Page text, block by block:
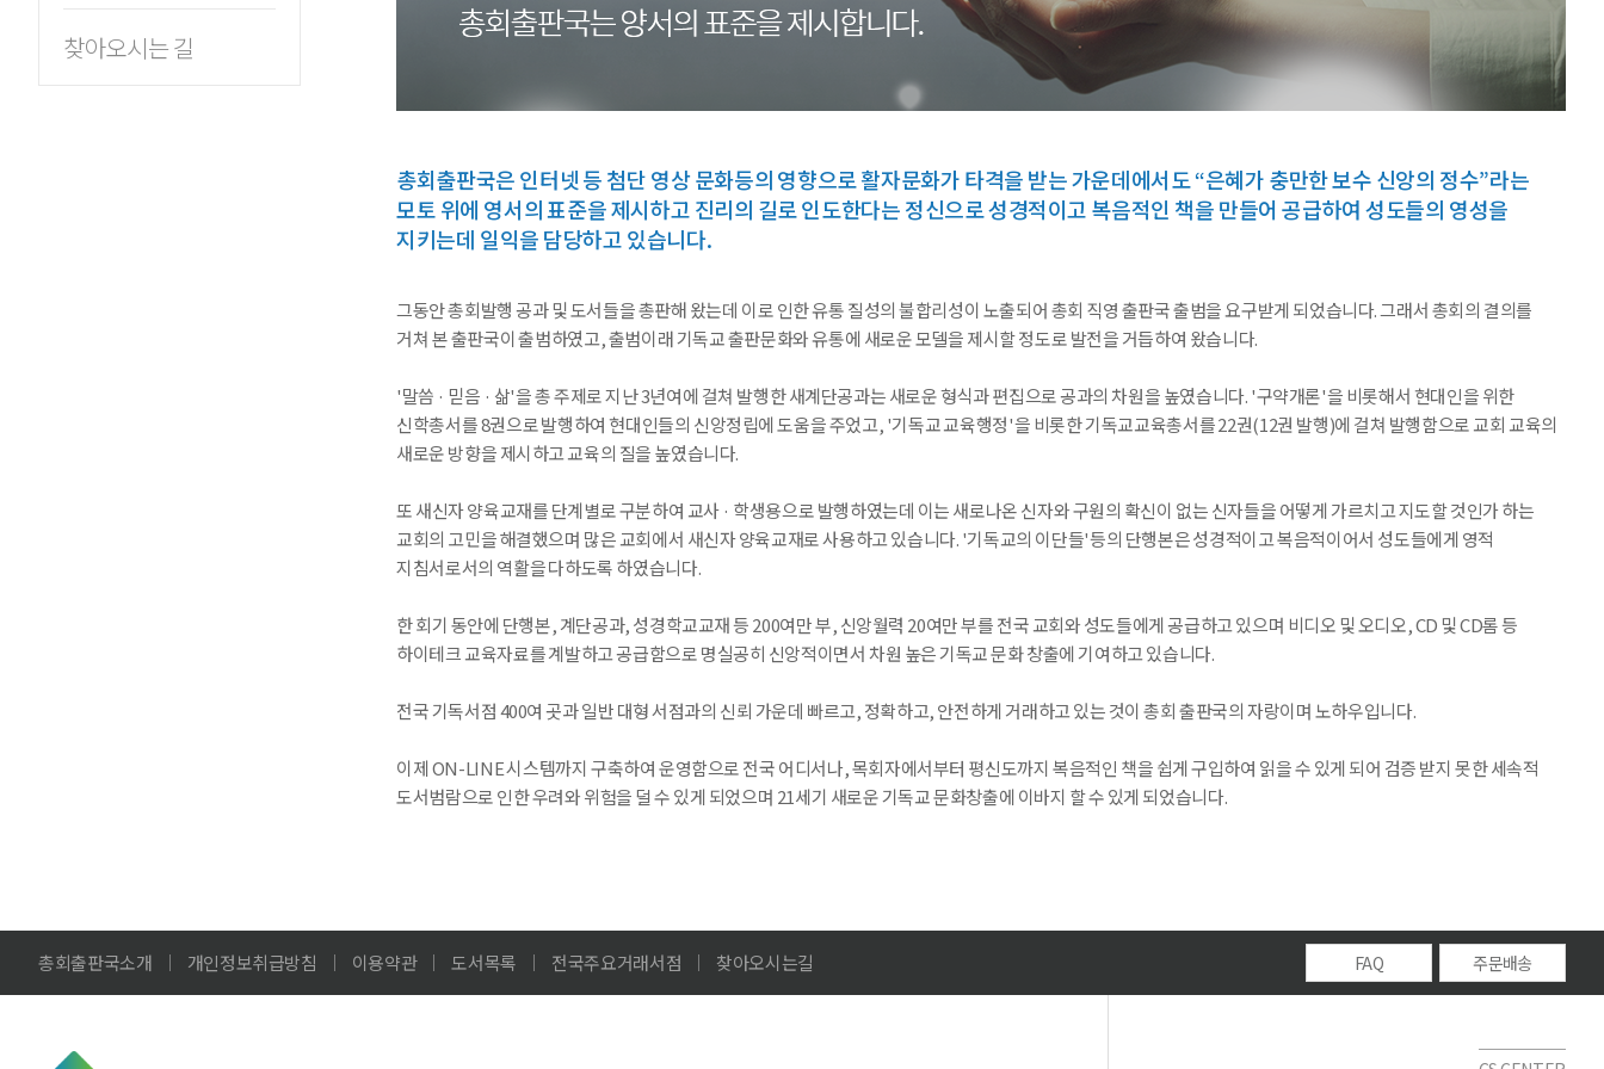
찾아오시는 길
총회출판국은 인터넷 등 첨단 영상 문화등의 영향으로 활자문화가 타격을 받는 가운데에서도 “은혜가 충만한 보수 신앙의 정수”라는
모토 위에 영서의 표준을 제시하고 진리의 길로 인도한다는 정신으로 성경적이고 복음적인 책을 만들어 공급하여 성도들의 영성을
지키는데 일익을 담당하고 있습니다.
그동안 총회발행 공과 및 도서들을 총판해 왔는데 이로 인한 유통 질성의 불합리성이 노출되어 총회 직영 출판국 출범을 요구받게 되었습니다. 그래서 총회의 결의를
거쳐 본 출판국이 출범하였고, 출범이래 기독교 출판문화와 유통에 새로운 모델을 제시할 정도로 발전을 거듭하여 왔습니다.
'말씀 · 믿음 · 삶'을 총 주제로 지난 3년여에 걸쳐 발행한 새계단공과는 새로운 형식과 편집으로 공과의 차원을 높였습니다. '구약개론'을 비롯해서 현대인을 위한
신학총서를 8권으로 발행하여 현대인들의 신앙정립에 도움을 주었고, '기독교 교육행정'을 비롯한 기독교교육총서를 22권(12권 발행)에 걸쳐 발행함으로 교회 교육의
새로운 방향을 제시하고 교육의 질을 높였습니다.
또 새신자 양육교재를 단계별로 구분하여 교사 · 학생용으로 발행하였는데 이는 새로나온 신자와 구원의 확신이 없는 신자들을 어떻게 가르치고 지도할 것인가 하는
교회의 고민을 해결했으며 많은 교회에서 새신자 양육교재로 사용하고 있습니다. '기독교의 이단들'등의 단행본은 성경적이고 복음적이어서 성도들에게 영적
지침서로서의 역활을 다하도록 하였습니다.
한 회기 동안에 단행본, 계단공과, 성경학교교재 등 200여만 부, 신앙월력 20여만 부를 전국 교회와 성도들에게 공급하고 있으며 비디오 및 오디오, CD 및 CD롬 등
하이테크 교육자료를 계발하고 공급함으로 명실공히 신앙적이면서 차원 높은 기독교 문화 창출에 기여하고 있습니다.
전국 기독서점 400여 곳과 일반 대형 서점과의 신뢰 가운데 빠르고, 정확하고, 안전하게 거래하고 있는 것이 총회 출판국의 자랑이며 노하우입니다.
이제 ON-LINE 시스템까지 구축하여 운영함으로 전국 어디서나, 목회자에서부터 평신도까지 복음적인 책을 쉽게 구입하여 읽을 수 있게 되어 검증 받지 못한 세속적
도서범람으로 인한 우려와 위험을 덜 수 있게 되었으며 21세기 새로운 기독교 문화창출에 이바지 할 수 있게 되었습니다.
총회출판국소개 개인정보취급방침 이용약관 도서목록 전국주요거래서점 찾아오시는길 FAQ 주문배송